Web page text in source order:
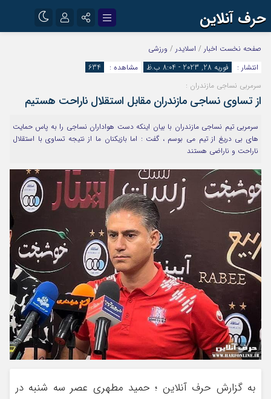
حرف آنلاین
اینستاگرام
آپارات
رمز عبور
مرا به خاطر بسپار
صفحه نخست اخبار / اسلایدر / ورزشی
انتشار :
فوریه 28, 2023 - 8:04 ب.ظ مشاهده :
634
سرمربی نساجی مازندران :
از تساوی نساجی مازندران مقابل استقلال ناراحت هستیم
سرمربی تیم نساجی مازندران با بیان اینکه دست هواداران نساجی را به پاس حمایت
های بی دریغ از تیم می بوسم ، گفت : اما بازیکنان ما از نتیجه تساوی با استقلال
ناراحت و ناراضی هستند
به گزارش حرف آنلاین ؛ حمید مطهری عصر سه‌ شنبه در